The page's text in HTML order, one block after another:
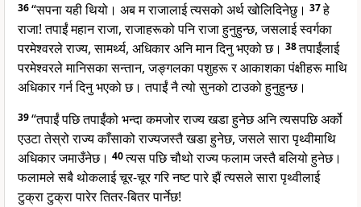
36“सपना यही थियो। अब म राजालाई त्यसको अर्थ खोलिदिनेछु। 37हे
राजा! तपाईं महान राजा, राजाहरूको पनि राजा हुनुहुन्छ, जसलाई स्वर्गका
परमेश्वरले राज्य, सामर्थ्य, अधिकार अनि मान दिनु भएको छ। 38तपाईंलाई
परमेश्वरले मानिसका सन्तान, जङ्गलका पशुहरू र आकाशका पंक्षीहरू माथि
अधिकार गर्न दिनु भएको छ। तपाईं नै त्यो सुनको टाउको हुनुहुन्छ।
39“तपाईं पछि तपाईंको भन्दा कमजोर राज्य खडा हुनेछ अनि त्यसपछि अर्को
एउटा तेस्रो राज्य काँसाको राज्यजस्तै खडा हुनेछ, जसले सारा पृथ्वीमाथि
अधिकार जमाउँनेछ। 40त्यस पछि चौथो राज्य फलाम जस्तै बलियो हुनेछ।
फलामले सबै थोकलाई चूर-चूर गरि नष्ट पारे झैं त्यसले सारा पृथ्वीलाई
टुक्रा टुक्रा पारेर तितर-बितर पार्नेछ!